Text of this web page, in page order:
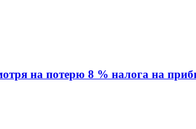
на потерю 8 % налога на